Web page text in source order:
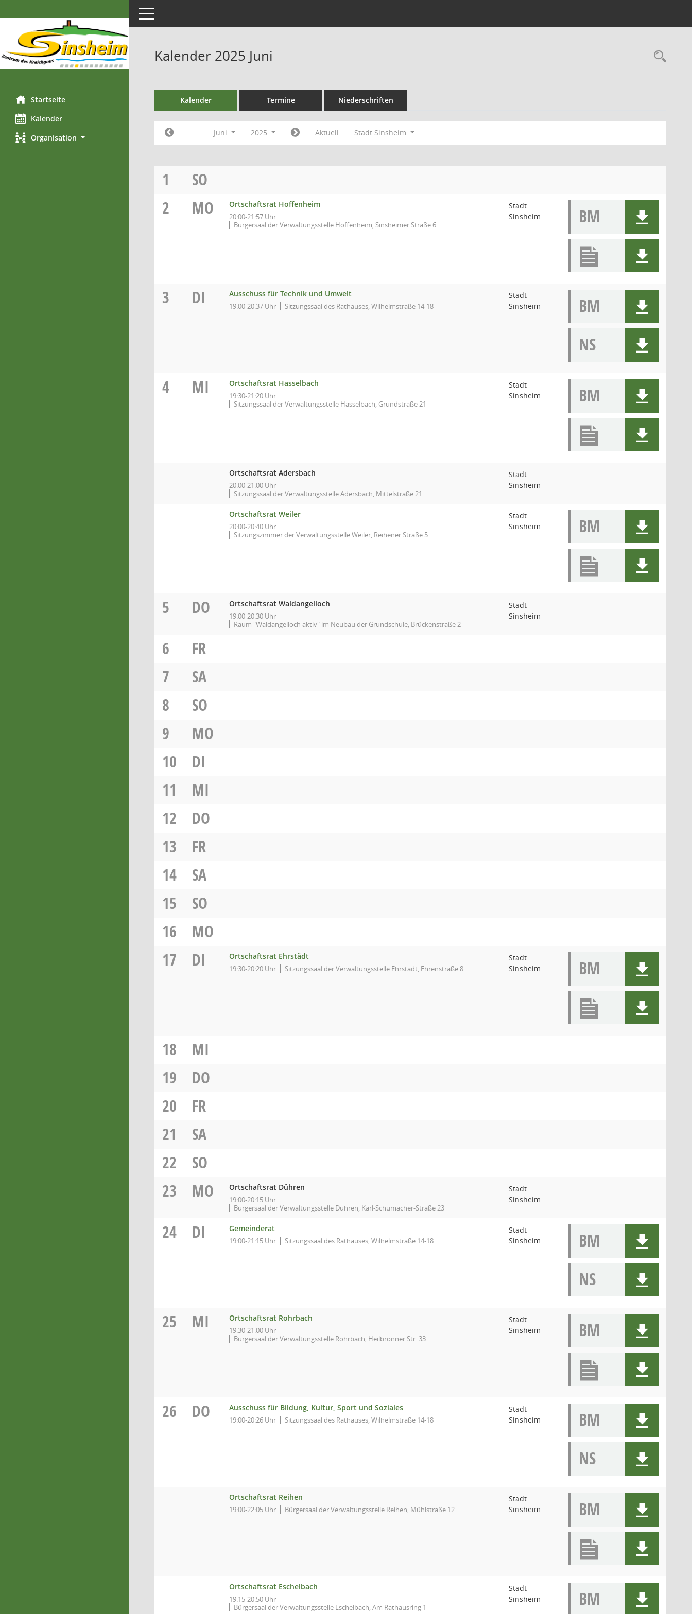
Startseite
Kalender
Organisation
Toggle navigation
Kalender 2025 Juni
Kalender Termine Niederschriften
Juni 2025 Aktuell Stadt Sinsheim
1
SO
2
MO Ortschaftsrat Hoffenheim
20:00-21:57 Uhr
Bürgersaal der Verwaltungsstelle Hoffenheim, Sinsheimer Straße 6
Stadt
Sinsheim
BM
3 DI Ausschuss für Technik und Umwelt
19:00-20:37 Uhr Sitzungssaal des Rathauses, Wilhelmstraße 14-18
Stadt
Sinsheim
BM
NS
4 MI Ortschaftsrat Hasselbach
19:30-21:20 Uhr
Sitzungssaal der Verwaltungsstelle Hasselbach, Grundstraße 21
Stadt
Sinsheim
BM
Ortschaftsrat Adersbach
20:00-21:00 Uhr
Sitzungssaal der Verwaltungsstelle Adersbach, Mittelstraße 21
Stadt
Sinsheim
Ortschaftsrat Weiler
20:00-20:40 Uhr
Sitzungszimmer der Verwaltungsstelle Weiler, Reihener Straße 5
Stadt
Sinsheim
BM
5 DO Ortschaftsrat Waldangelloch
19:00-20:30 Uhr
Raum "Waldangelloch aktiv" im Neubau der Grundschule, Brückenstraße 2
Stadt
Sinsheim
6
FR
7
SA
8
SO
9
MO
10
DI
11
MI
12
DO
13
FR
14
SA
15
SO
16
MO
17
DI Ortschaftsrat Ehrstädt
19:30-20:20 Uhr Sitzungssaal der Verwaltungsstelle Ehrstädt, Ehrenstraße 8
Stadt
Sinsheim
BM
18
MI
19
DO
20
FR
21
SA
22
SO
23
MO Ortschaftsrat Dühren
19:00-20:15 Uhr
Bürgersaal der Verwaltungsstelle Dühren, Karl-Schumacher-Straße 23
Stadt
Sinsheim
24 DI Gemeinderat
19:00-21:15 Uhr Sitzungssaal des Rathauses, Wilhelmstraße 14-18
Stadt
Sinsheim
BM
NS
25 MI Ortschaftsrat Rohrbach
19:30-21:00 Uhr
Bürgersaal der Verwaltungsstelle Rohrbach, Heilbronner Str. 33
Stadt
Sinsheim
BM
26 DO Ausschuss für Bildung, Kultur, Sport und Soziales
19:00-20:26 Uhr Sitzungssaal des Rathauses, Wilhelmstraße 14-18
Stadt
Sinsheim
BM
NS
Ortschaftsrat Reihen
19:00-22:05 Uhr Bürgersaal der Verwaltungsstelle Reihen, Mühlstraße 12
Stadt
Sinsheim
BM
Ortschaftsrat Eschelbach
19:15-20:50 Uhr
Bürgersaal der Verwaltungsstelle Eschelbach, Am Rathausring 1
Stadt
Sinsheim
BM